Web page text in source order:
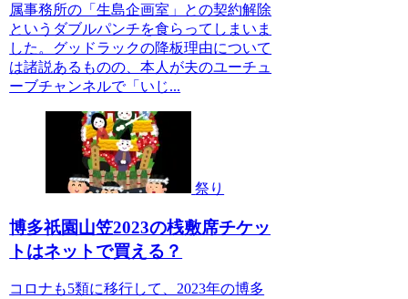
属事務所の「生島企画室」との契約解除
というダブルパンチを食らってしまいま
した。グッドラックの降板理由について
は諸説あるものの、本人が夫のユーチュ
ーブチャンネルで「いじ...
祭り
博多祇園山笠2023の桟敷席チケッ
トはネットで買える？
コロナも5類に移行して、2023年の博多